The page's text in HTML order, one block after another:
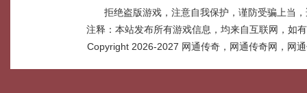
拒绝盗版游戏，注意自我保护，谨防受骗上当
注释：本站发布所有游戏信息，均来自互联网，如
Copyright 2026-2027 网通传奇，网通传奇网，网